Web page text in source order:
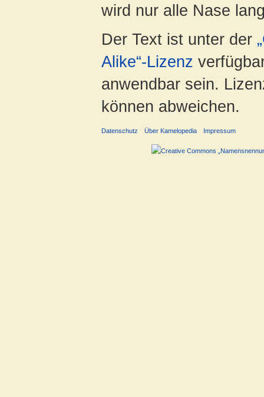
wird nur alle Nase
Der Text ist unter der
Alike“-Lizenz
anwendbar sein.
können abweichen.
Datenschutz Über Kamelopedia Impressum